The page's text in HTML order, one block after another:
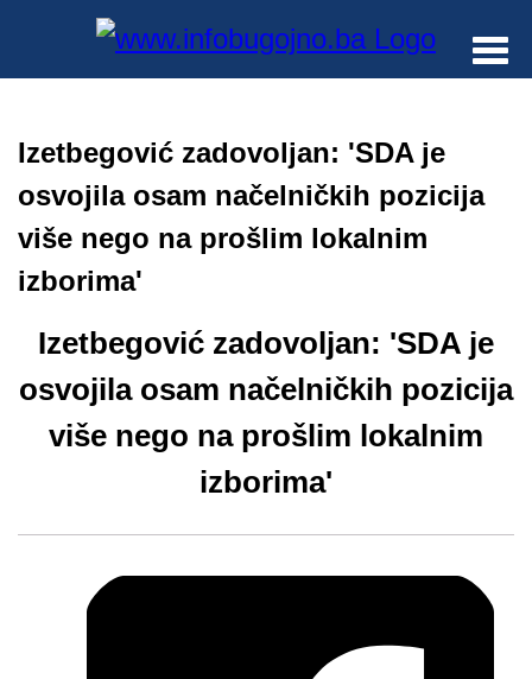
Izetbegović zadovoljan: 'SDA je
osvojila osam načelničkih pozicija
više nego na prošlim lokalnim
izborima'
Izetbegović zadovoljan: 'SDA je
osvojila osam načelničkih pozicija
više nego na prošlim lokalnim
izborima'